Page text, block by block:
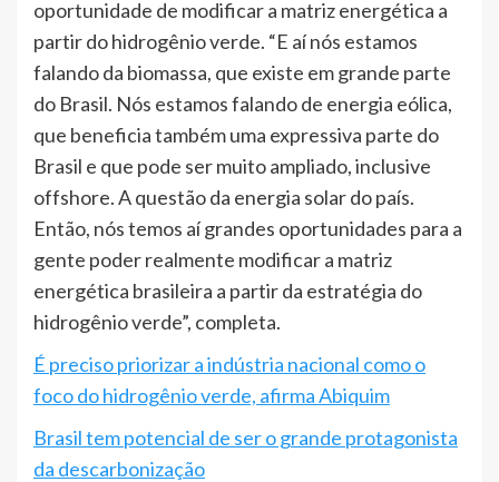
oportunidade de modificar a matriz energética a
partir do hidrogênio verde. “E aí nós estamos
falando da biomassa, que existe em grande parte
do Brasil. Nós estamos falando de energia eólica,
que beneficia também uma expressiva parte do
Brasil e que pode ser muito ampliado, inclusive
offshore. A questão da energia solar do país.
Então, nós temos aí grandes oportunidades para a
gente poder realmente modificar a matriz
energética brasileira a partir da estratégia do
hidrogênio verde”, completa.
É preciso priorizar a indústria nacional como o
foco do hidrogênio verde, afirma Abiquim
Brasil tem potencial de ser o grande protagonista
da descarbonização